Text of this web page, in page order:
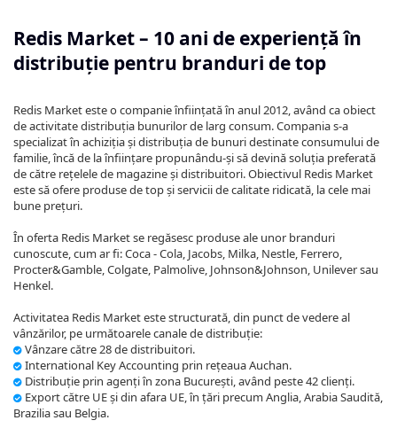
Redis Market – 10 ani de experiență în
distribuție pentru branduri de top
Redis Market este o companie înființată în anul 2012, având ca obiect
de activitate distribuția bunurilor de larg consum. Compania s-a
specializat în achiziția și distribuția de bunuri destinate consumului de
familie, încă de la înființare propunându-și să devină soluția preferată
de către rețelele de magazine și distribuitori. Obiectivul Redis Market
este să ofere produse de top și servicii de calitate ridicată, la cele mai
bune prețuri.
În oferta Redis Market se regăsesc produse ale unor branduri
cunoscute, cum ar fi: Coca - Cola, Jacobs, Milka, Nestle, Ferrero,
Procter&Gamble, Colgate, Palmolive, Johnson&Johnson, Unilever sau
Henkel.
Activitatea Redis Market este structurată, din punct de vedere al
vânzărilor, pe următoarele canale de distribuție:
Vânzare către 28 de distribuitori.
International Key Accounting prin rețeaua Auchan.
Distribuție prin agenți în zona București, având peste 42 clienți.
Export către UE și din afara UE, în țări precum Anglia, Arabia Saudită,
Brazilia sau Belgia.